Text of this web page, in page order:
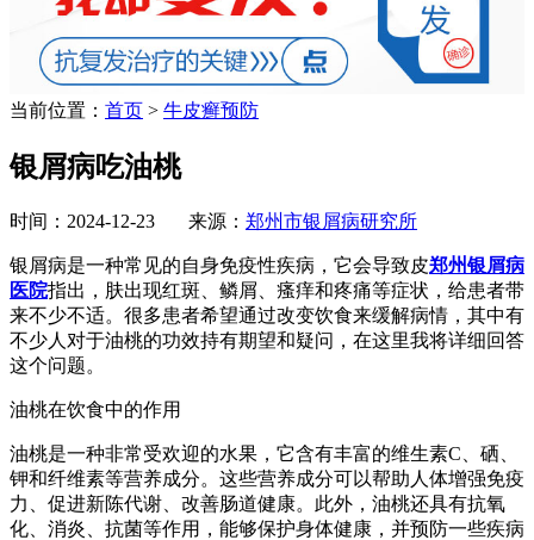
当前位置： 首页 > 牛皮癣预防
银屑病吃油桃
时间：2024-12-23 来源： 郑州市银屑病研究所
银屑病是一种常见的自身免疫性疾病，它会导致皮郑州银屑病
医院指出，肤出现红斑、鳞屑、瘙痒和疼痛等症状，给患者带
来不少不适。很多患者希望通过改变饮食来缓解病情，其中有
不少人对于油桃的功效持有期望和疑问，在这里我将详细回答
这个问题。
油桃在饮食中的作用
油桃是一种非常受欢迎的水果，它含有丰富的维生素C、硒、
钾和纤维素等营养成分。这些营养成分可以帮助人体增强免疫
力、促进新陈代谢、改善肠道健康。此外，油桃还具有抗氧
化、消炎、抗菌等作用，能够保护身体健康，并预防一些疾病